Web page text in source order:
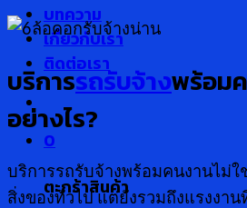
บทความ
เกี่ยวกับเรา
ติดต่อเรา
0
ตะกร้าสินค้า
บริการรถรับจ้างพร้อม
อย่างไร?
บริการรถรับจ้างพร้อมคนงานไม่
สิ่งของทั่วไป แต่ยังรวมถึงแรงงา